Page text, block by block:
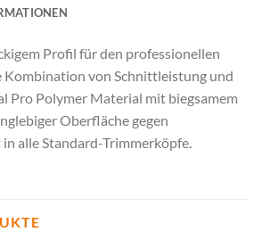
Profil für den professionellen
Kombination von Schnittleistung und
Pro Polymer Material mit biegsamem
Oberfläche gegen
in alle Standard-Trimmerköpfe.